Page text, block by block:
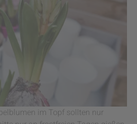
im Topf sollten nur